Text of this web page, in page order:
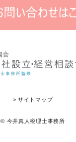
> サイトマップ
© 今井真人税理士事務所